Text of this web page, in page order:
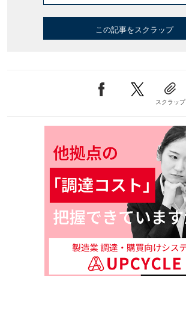
この記事をスクラップ
スクラップ